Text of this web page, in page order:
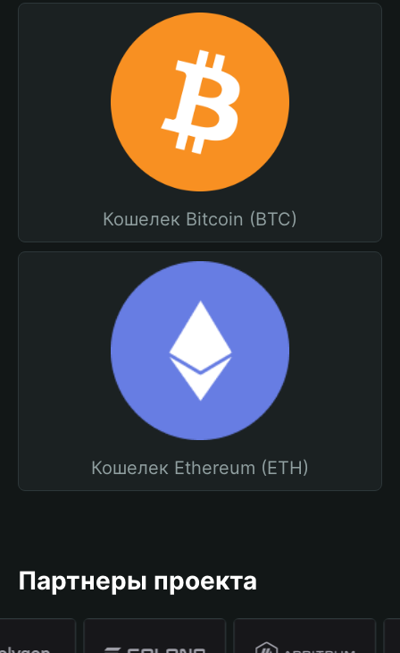
Кошелек Bitcoin (BTC)
Кошелек Ethereum (ETH)
Партнеры проекта